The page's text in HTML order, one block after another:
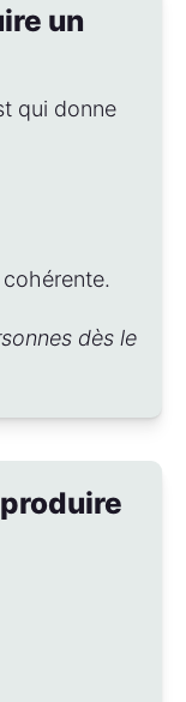
un
qui donne
dès le